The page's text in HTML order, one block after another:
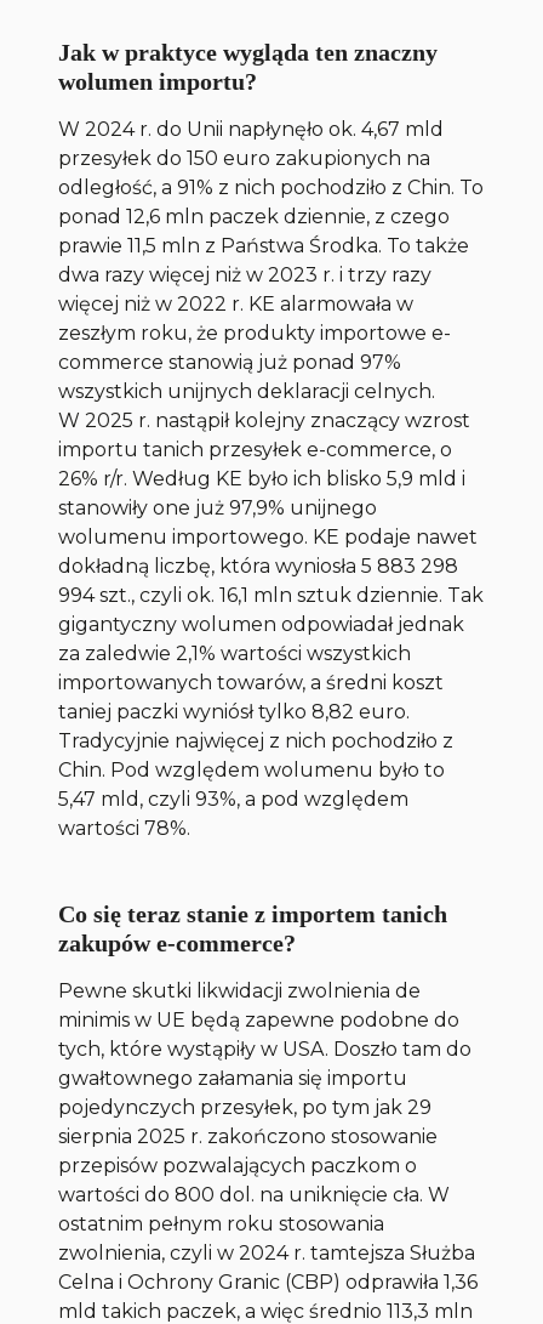
Jak w praktyce wygląda ten znaczny
wolumen importu?
W 2024 r. do Unii napłynęło ok. 4,67 mld
przesyłek do 150 euro zakupionych na
odległość, a 91% z nich pochodziło z Chin. To
ponad 12,6 mln paczek dziennie, z czego
prawie 11,5 mln z Państwa Środka. To także
dwa razy więcej niż w 2023 r. i trzy razy
więcej niż w 2022 r. KE alarmowała w
zeszłym roku, że produkty importowe e-
commerce stanowią już ponad 97%
wszystkich unijnych deklaracji celnych.
W 2025 r. nastąpił kolejny znaczący wzrost
importu tanich przesyłek e-commerce, o
26% r/r. Według KE było ich blisko 5,9 mld i
stanowiły one już 97,9% unijnego
wolumenu importowego. KE podaje nawet
dokładną liczbę, która wyniosła 5 883 298
994 szt., czyli ok. 16,1 mln sztuk dziennie. Tak
gigantyczny wolumen odpowiadał jednak
za zaledwie 2,1% wartości wszystkich
importowanych towarów, a średni koszt
taniej paczki wyniósł tylko 8,82 euro.
Tradycyjnie najwięcej z nich pochodziło z
Chin. Pod względem wolumenu było to
5,47 mld, czyli 93%, a pod względem
wartości 78%.
Co się teraz stanie z importem tanich
zakupów e-commerce?
Pewne skutki likwidacji zwolnienia de
minimis w UE będą zapewne podobne do
tych, które wystąpiły w USA. Doszło tam do
gwałtownego załamania się importu
pojedynczych przesyłek, po tym jak 29
sierpnia 2025 r. zakończono stosowanie
przepisów pozwalających paczkom o
wartości do 800 dol. na uniknięcie cła. W
ostatnim pełnym roku stosowania
zwolnienia, czyli w 2024 r. tamtejsza Służba
Celna i Ochrony Granic (CBP) odprawiła 1,36
mld takich paczek, a więc średnio 113,3 mln